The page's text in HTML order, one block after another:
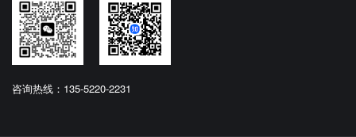
咨询热线：135-5220-2231